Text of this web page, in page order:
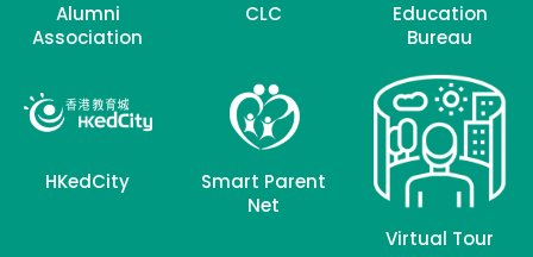
Alumni
Association
CLC
Education
Bureau
HKedCity
Smart Parent
Net
Virtual Tour